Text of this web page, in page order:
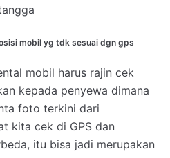
mobil yg tdk sesuai dgn gps
mobil harus rajin cek
kepada penyewa dimana
foto terkini dari
kita cek di GPS dan
itu bisa jadi merupakan